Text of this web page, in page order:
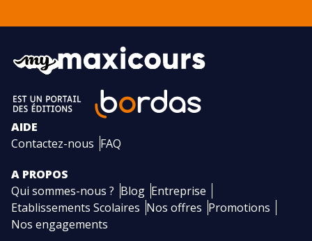
AIDE
Contactez-nous FAQ
A PROPOS
Qui sommes-nous ? Blog Entreprise
Etablissements Scolaires Nos offres Promotions
Nos engagements